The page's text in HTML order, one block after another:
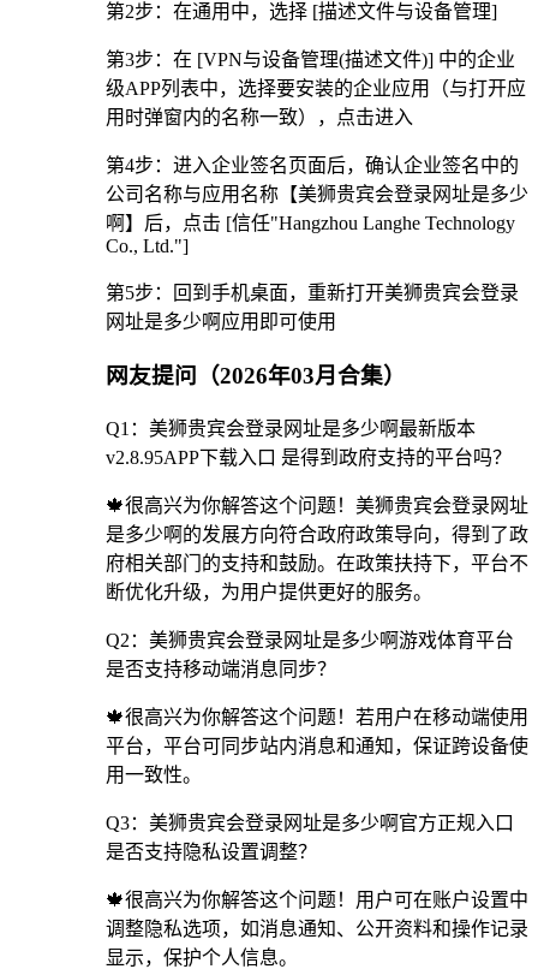
第2步：在通用中，选择 [描述文件与设备管理]
第3步：在 [VPN与设备管理(描述文件)] 中的企业
级APP列表中，选择要安装的企业应用（与打开应
用时弹窗内的名称一致），点击进入
第4步：进入企业签名页面后，确认企业签名中的
公司名称与应用名称【美狮贵宾会登录网址是多少
啊】后，点击 [信任"Hangzhou Langhe Technology
Co., Ltd."]
第5步：回到手机桌面，重新打开美狮贵宾会登录
网址是多少啊应用即可使用
网友提问（2026年03月合集）
Q1：美狮贵宾会登录网址是多少啊最新版本
v2.8.95APP下载入口 是得到政府支持的平台吗？
🍁很高兴为你解答这个问题！美狮贵宾会登录网址
是多少啊的发展方向符合政府政策导向，得到了政
府相关部门的支持和鼓励。在政策扶持下，平台不
断优化升级，为用户提供更好的服务。
Q2：美狮贵宾会登录网址是多少啊游戏体育平台
是否支持移动端消息同步？
🍁很高兴为你解答这个问题！若用户在移动端使用
平台，平台可同步站内消息和通知，保证跨设备使
用一致性。
Q3：美狮贵宾会登录网址是多少啊官方正规入口
是否支持隐私设置调整？
🍁很高兴为你解答这个问题！用户可在账户设置中
调整隐私选项，如消息通知、公开资料和操作记录
显示，保护个人信息。